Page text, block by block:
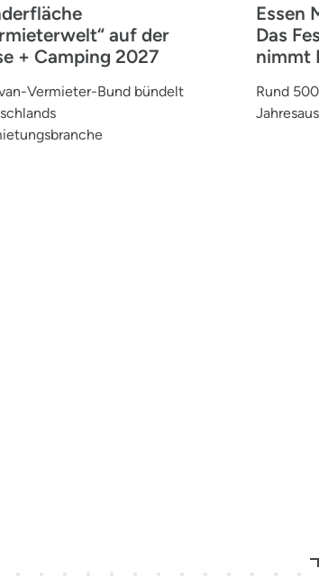
auf der
+ Camping 2027
Vermieter-Bund bündelt
Essen
Das
nimmt
Rund